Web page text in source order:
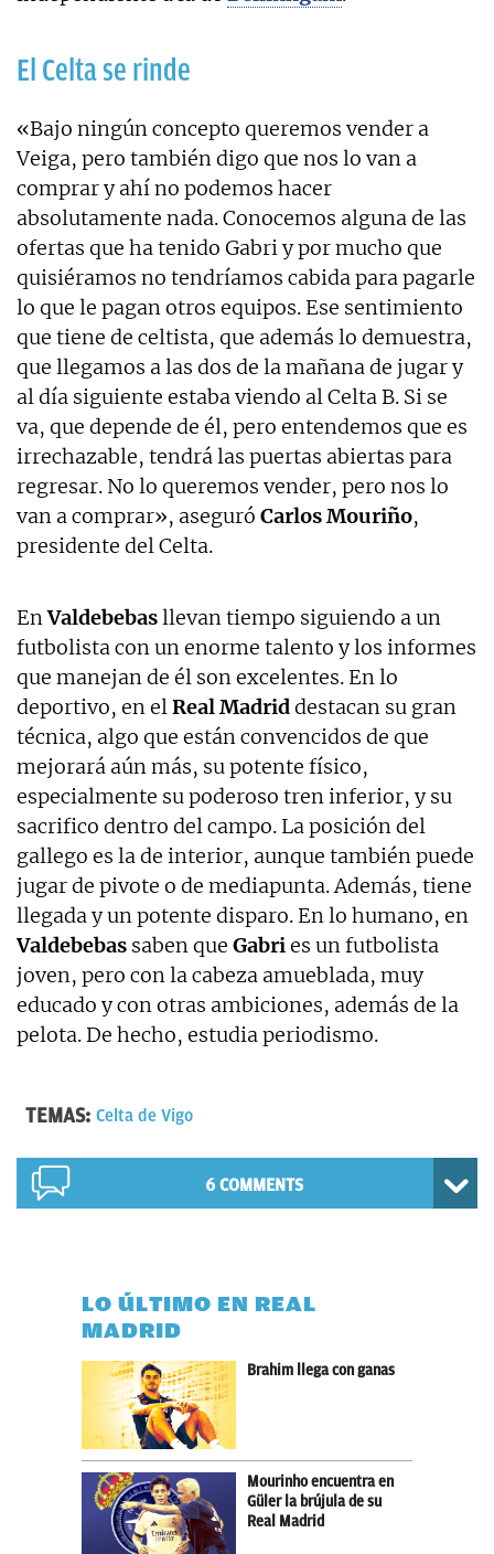
El Celta se rinde
«Bajo ningún concepto queremos vender a
Veiga, pero también digo que nos lo van a
comprar y ahí no podemos hacer
absolutamente nada. Conocemos alguna de las
ofertas que ha tenido Gabri y por mucho que
quisiéramos no tendríamos cabida para pagarle
lo que le pagan otros equipos. Ese sentimiento
que tiene de celtista, que además lo demuestra,
que llegamos a las dos de la mañana de jugar y
al día siguiente estaba viendo al Celta B. Si se
va, que depende de él, pero entendemos que es
irrechazable, tendrá las puertas abiertas para
regresar. No lo queremos vender, pero nos lo
van a comprar», aseguró Carlos Mouriño,
presidente del Celta.
EnValdebebasllevan tiempo siguiendo a un
futbolista con un enorme talento y los informes
que manejan de él son excelentes. En lo
deportivo, en elReal Madriddestacan su gran
técnica, algo que están convencidos de que
mejorará aún más, su potente físico,
especialmente su poderoso tren inferior, y su
sacrifico dentro del campo. La posición del
gallego es la de interior, aunque también puede
jugar de pivote o de mediapunta. Además, tiene
llegada y un potente disparo. En lo humano, en
Valdebebas saben que Gabries un futbolista
joven, pero con la cabeza amueblada, muy
educado y con otras ambiciones, además de la
pelota. De hecho, estudia periodismo.
TEMAS: Celta de Vigo
6 COMMENTS
LO ÚLTIMO EN REAL
MADRID
Brahim llega con ganas
Mourinho encuentra en
Güler la brújula de su
Real Madrid